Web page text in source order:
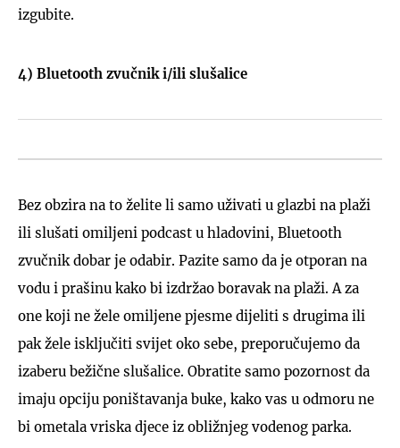
izgubite.
4) Bluetooth zvučnik i/ili slušalice
Bez obzira na to želite li samo uživati u glazbi na plaži
ili slušati omiljeni podcast u hladovini, Bluetooth
zvučnik dobar je odabir. Pazite samo da je otporan na
vodu i prašinu kako bi izdržao boravak na plaži. A za
one koji ne žele omiljene pjesme dijeliti s drugima ili
pak žele isključiti svijet oko sebe, preporučujemo da
izaberu bežične slušalice. Obratite samo pozornost da
imaju opciju poništavanja buke, kako vas u odmoru ne
bi ometala vriska djece iz obližnjeg vodenog parka.